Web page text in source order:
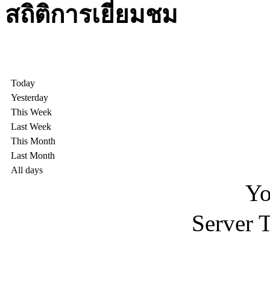
สถิติการเยี่ยมชม
Today
Yesterday
This Week
Last Week
This Month
Last Month
All days
Server